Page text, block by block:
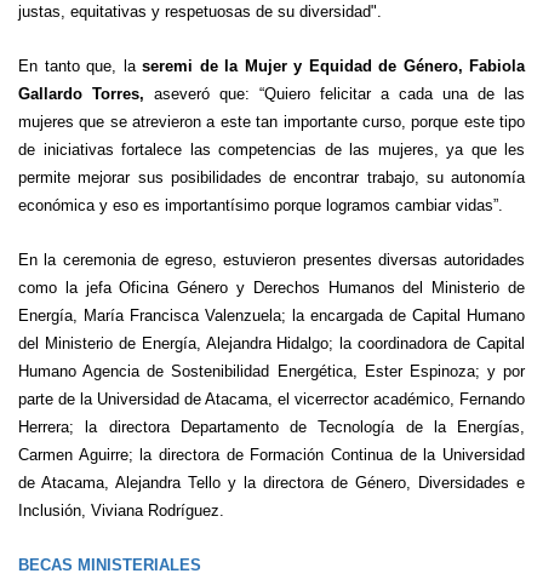
justas, equitativas y respetuosas de su diversidad".
En tanto que, la seremi de la Mujer y Equidad de Género, Fabiola
Gallardo Torres, aseveró que: “Quiero felicitar a cada una de las
mujeres que se atrevieron a este tan importante curso, porque este tipo
de iniciativas fortalece las competencias de las mujeres, ya que les
permite mejorar sus posibilidades de encontrar trabajo, su autonomía
económica y eso es importantísimo porque logramos cambiar vidas”.
En la ceremonia de egreso, estuvieron presentes diversas autoridades
como la jefa Oficina Género y Derechos Humanos del Ministerio de
Energía, María Francisca Valenzuela; la encargada de Capital Humano
del Ministerio de Energía, Alejandra Hidalgo; la coordinadora de Capital
Humano Agencia de Sostenibilidad Energética, Ester Espinoza; y por
parte de la Universidad de Atacama, el vicerrector académico, Fernando
Herrera; la directora Departamento de Tecnología de la Energías,
Carmen Aguirre; la directora de Formación Continua de la Universidad
de Atacama, Alejandra Tello y la directora de Género, Diversidades e
Inclusión, Viviana Rodríguez.
BECAS MINISTERIALES